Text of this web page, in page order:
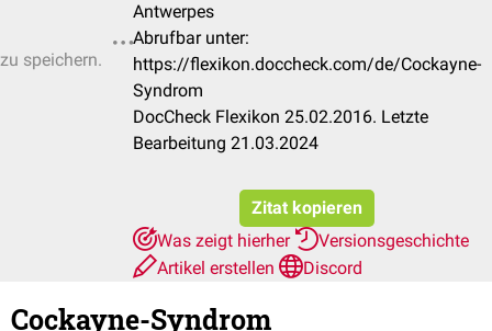
speichern.
Antwerpes
Abrufbar unter:
https://flexikon.doccheck.com/de/Cockayne-
Syndrom
DocCheck Flexikon 25.02.2016. Letzte
Bearbeitung 21.03.2024
Zitat kopieren
Was zeigt hierher
Versionsgeschichte
Artikel erstellen
Discord
Cockayne-Syndrom